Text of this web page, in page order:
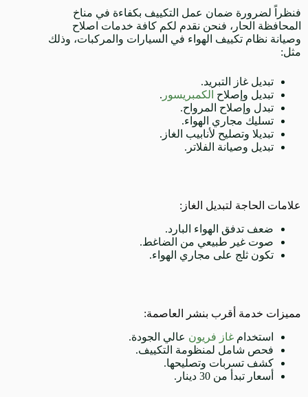
فنظراً لضرورة ضمان عمل التكييف بكفاءة في مناخ
المحافظة الحار، فنحن نقدم لكم كافة خدمات اصلاح
وصيانة نظام تكييف الهواء في السيارات والمركبات، وذلك
مثل:
تبديل غاز التبريد.
تبديل وإصلاح الكمبريسور .
تبدل وإصلاح المرواح.
تسليك مجاري الهواء.
تبديلا وتصليح لأنابيب الغاز.
تبديل وصيانة الفلاتر.
علامات الحاجة لتبديل الغاز:
ضعف تدفق الهواء البارد.
صوت غير طبيعي من الضاغط.
تكون ثلج على مجاري الهواء.
مميزات خدمة أقرب بنشر العاصمة:
استخدام غاز فريون عالي الجودة.
فحص شامل لمنظومة التكييف.
كشف تسربات وتصليحها.
أسعار تبدأ من 30 دينار.